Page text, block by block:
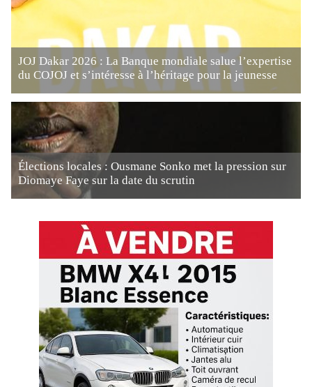
JOJ Dakar 2026 : La Banque mondiale salue l’expertise
du COJOJ et s’intéresse à l’héritage pour la jeunesse
Élections locales : Ousmane Sonko met la pression sur
Diomaye Faye sur la date du scrutin